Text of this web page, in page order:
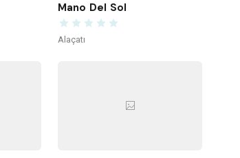
Mano Del Sol
Alaçatı